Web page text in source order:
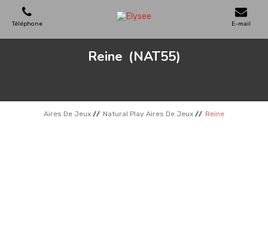
Téléphone E-mail
Reine (NAT55)
Aires De Jeux Natural Play Aires De Jeux Reine